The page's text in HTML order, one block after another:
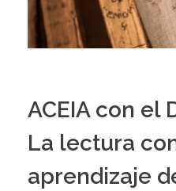
ACEIA con el
La lectura
aprendizaje